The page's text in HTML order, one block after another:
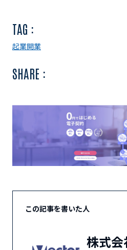
TAG :
起業開業
SHARE :
この記事を書いた人
株式